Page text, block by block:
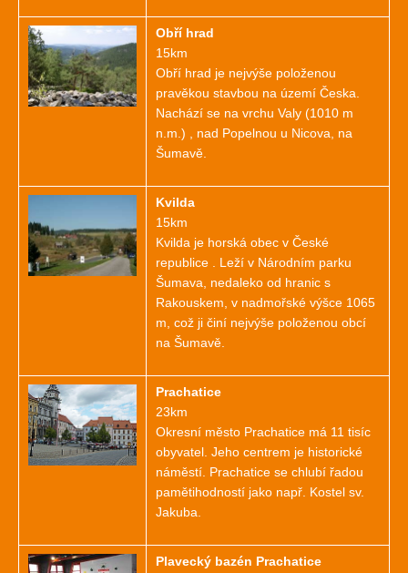
Obří hrad
15km
Obří hrad je nejvýše položenou
pravěkou stavbou na území Česka.
Nachází se na vrchu Valy (1010 m
n.m.) , nad Popelnou u Nicova, na
Šumavě.
Kvilda
15km
Kvilda je horská obec v České
republice . Leží v Národním parku
Šumava, nedaleko od hranic s
Rakouskem, v nadmořské výšce 1065
m, což ji činí nejvýše položenou obcí
na Šumavě.
Prachatice
23km
Okresní město Prachatice má 11 tisíc
obyvatel. Jeho centrem je historické
náměstí. Prachatice se chlubí řadou
pamětihodností jako např. Kostel sv.
Jakuba.
Plavecký bazén Prachatice